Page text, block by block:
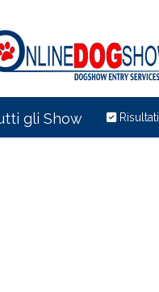
gli Show Risultati